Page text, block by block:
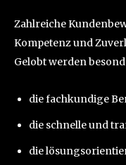
Zahlreiche
Kompetenz und
Gelobt werden
die fachkundige
die schnelle und
die